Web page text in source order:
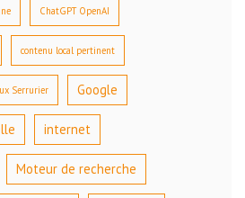
ChatGPT OpenAI
contenu local pertinent
Serrurier Google
internet
Moteur de recherche